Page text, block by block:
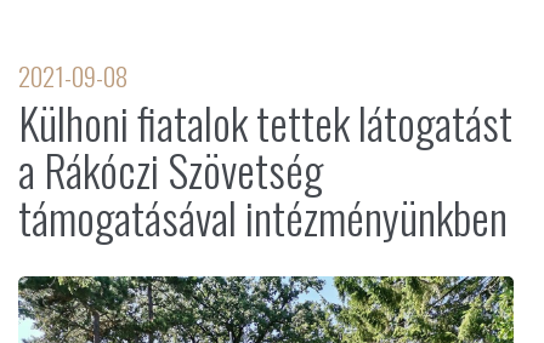
2021-09-08
Külhoni fiatalok tettek látogatást
a Rákóczi Szövetség
támogatásával intézményünkben